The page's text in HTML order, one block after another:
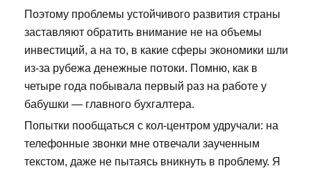
Поэтому проблемы устойчивого развития страны
заставляют обратить внимание не на объемы
инвестиций, а на то, в какие сферы экономики шли
из-за рубежа денежные потоки. Помню, как в
четыре года побывала первый раз на работе у
бабушки — главного бухгалтера.
Попытки пообщаться с кол-центром удручали: на
телефонные звонки мне отвечали заученным
текстом, даже не пытаясь вникнуть в проблему. Я